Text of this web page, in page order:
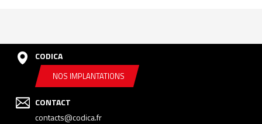
CODICA
NOS IMPLANTATIONS
CONTACT
contacts@codica.fr